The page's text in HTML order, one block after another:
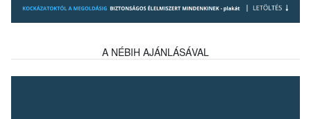
A NÉBIH AJÁNLÁSÁVAL